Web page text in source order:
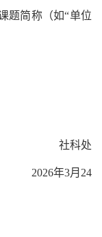
题简称（如“单位
社科处
2026年3月24